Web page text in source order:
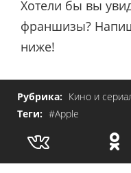
Хотели бы вы
франшизы?
ниже!
Рубрика: Кино и
Теги: #Apple